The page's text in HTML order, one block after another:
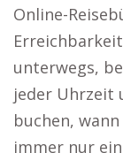
Online-
unterwegs,
jeder Uhrzeit
buchen,
immer nur